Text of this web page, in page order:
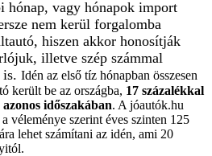
hónap, vagy hónapok import
nem kerül forgalomba
hiszen akkor honosítják
illetve szép számmal
is. Idén az első tíz hónapban összesen
került be az országba, 17 százalékkal
időszakában. A jóautók.hu
véleménye szerint éves szinten 125
lehet számítani az idén, ami 20